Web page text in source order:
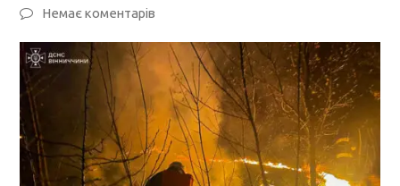
Немає коментарів